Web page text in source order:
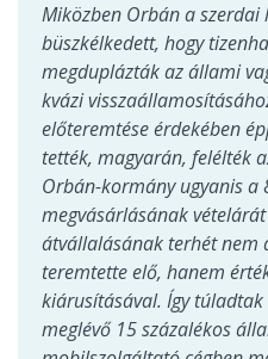
Miközben Orbán a
büszkélkedett, hogy
megduplázták az állami
kvázi
előteremtése érdekében
tették, magyarán, felélték
Orbán-kormány ugyanis a
megvásárlásának
átvállalásának terhét
teremtette elő, hanem
kiárusításával. Így
meglévő 15 százalékos